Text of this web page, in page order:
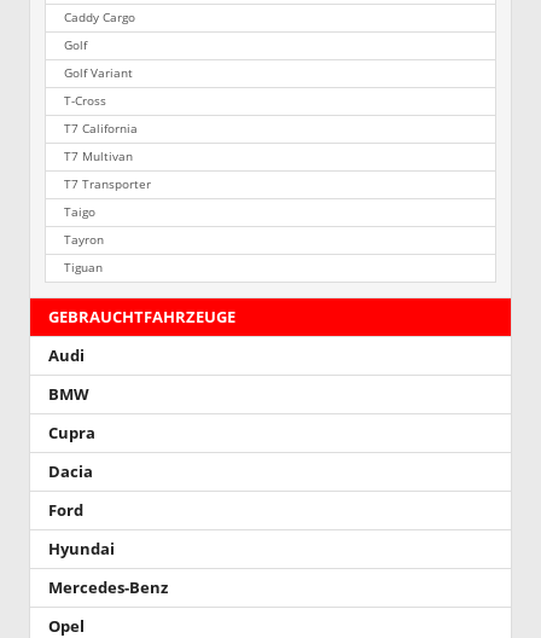
Caddy Cargo
Golf
Golf Variant
T-Cross
T7 California
T7 Multivan
T7 Transporter
Taigo
Tayron
Tiguan
GEBRAUCHTFAHRZEUGE
Audi
BMW
Cupra
Dacia
Ford
Hyundai
Mercedes-Benz
Opel